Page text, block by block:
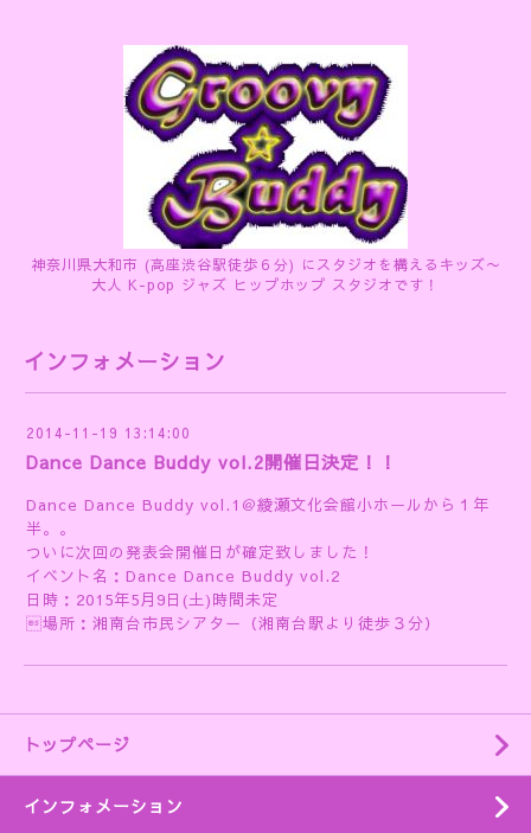
神奈川県大和市 (高座渋谷駅徒歩６分) にスタジオを構えるキッズ〜
大人 K-pop ジャズ ヒップホップ スタジオです！
インフォメーション
2014-11-19 13:14:00
Dance Dance Buddy vol.2開催日決定！！
Dance Dance Buddy vol.1＠綾瀬文化会館小ホールから１年
半。。
ついに次回の発表会開催日が確定致しました！
イベント名：Dance Dance Buddy vol.2
日時：2015年5月9日(土)時間未定
場所：湘南台市民シアター（湘南台駅より徒歩３分）
トップページ
インフォメーション